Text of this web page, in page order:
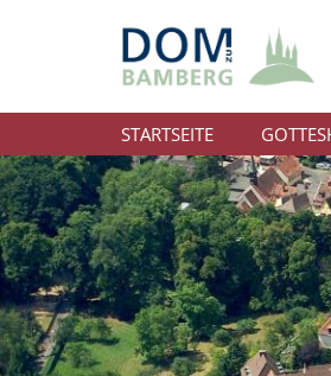
STARTSEITE